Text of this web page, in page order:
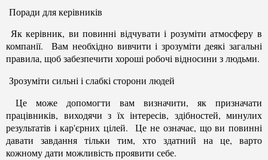
Поради для керівників
Як керівник, ви повинні відчувати і розуміти атмосферу в
компанії. Вам необхідно вивчити і зрозуміти деякі загальні
правила, щоб забезпечити хороші робочі відносини з людьми.
Зрозуміти сильні і слабкі сторони людей
Це може допомогти вам визначити, як призначати
працівників, виходячи з їх інтересів, здібностей, минулих
результатів і кар'єрних цілей. Це не означає, що ви повинні
давати завдання тільки тим, хто здатний на це, варто
кожному дати можливість проявити себе.